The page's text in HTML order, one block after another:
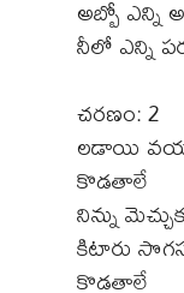
అబ్బో
నీలో ఎన్ని
చరణం: 2
లడాయి
కొడతాలే
నిన్ను
కిటారు
కొడతాలే